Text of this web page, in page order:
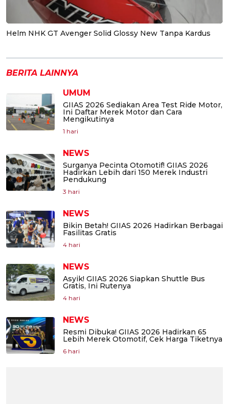
Helm NHK GT Avenger Solid Glossy New Tanpa Kardus
BERITA LAINNYA
UMUM
GIIAS 2026 Sediakan Area Test Ride Motor,
Ini Daftar Merek Motor dan Cara
Mengikutinya
1 hari
NEWS
Surganya Pecinta Otomotif! GIIAS 2026
Hadirkan Lebih dari 150 Merek Industri
Pendukung
3 hari
NEWS
Bikin Betah! GIIAS 2026 Hadirkan Berbagai
Fasilitas Gratis
4 hari
NEWS
Asyik! GIIAS 2026 Siapkan Shuttle Bus
Gratis, Ini Rutenya
4 hari
NEWS
Resmi Dibuka! GIIAS 2026 Hadirkan 65
Lebih Merek Otomotif, Cek Harga Tiketnya
6 hari